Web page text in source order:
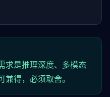
是推理深度、 多模态
得，必须取舍。